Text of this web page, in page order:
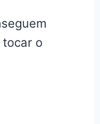
tocar o